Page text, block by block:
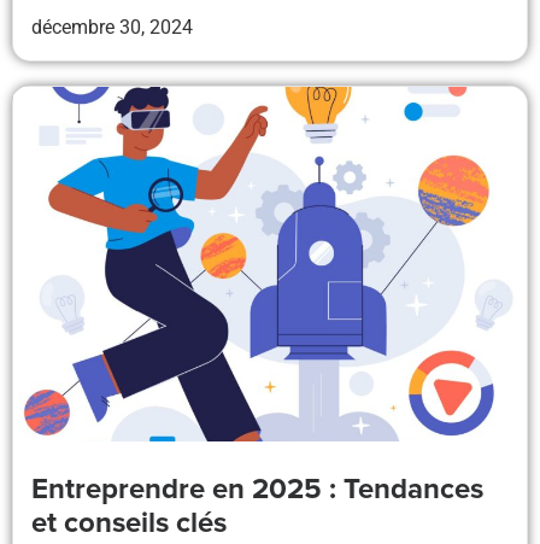
décembre 30, 2024
Entreprendre en 2025 : Tendances
et conseils clés